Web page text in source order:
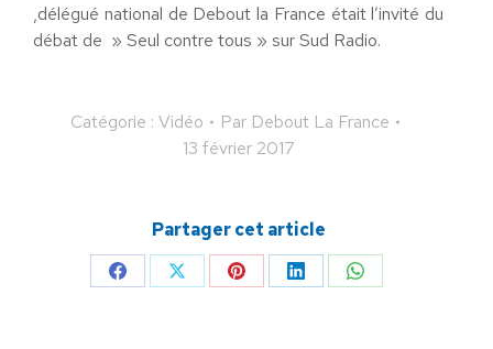
,délégué national de Debout la France était l’invité du
débat de » Seul contre tous » sur Sud Radio.
Catégorie : Vidéo Par Debout La France
13 février 2017
Partager cet article
PartagerPartagerPartagerPartagerPartager